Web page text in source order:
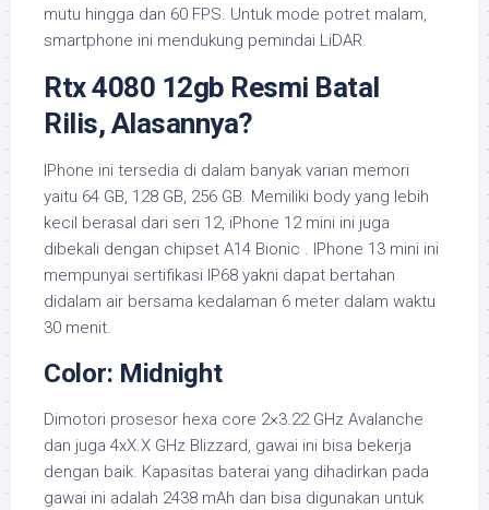
mutu hingga dan 60 FPS. Untuk mode potret malam,
smartphone ini mendukung pemindai LiDAR.
Rtx 4080 12gb Resmi Batal
Rilis, Alasannya?
IPhone ini tersedia di dalam banyak varian memori
yaitu 64 GB, 128 GB, 256 GB. Memiliki body yang lebih
kecil berasal dari seri 12, iPhone 12 mini ini juga
dibekali dengan chipset A14 Bionic . IPhone 13 mini ini
mempunyai sertifikasi IP68 yakni dapat bertahan
didalam air bersama kedalaman 6 meter dalam waktu
30 menit.
Color: Midnight
Dimotori prosesor hexa core 2×3.22 GHz Avalanche
dan juga 4xX.X GHz Blizzard, gawai ini bisa bekerja
dengan baik. Kapasitas baterai yang dihadirkan pada
gawai ini adalah 2438 mAh dan bisa digunakan untuk